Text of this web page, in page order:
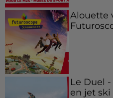
Alouette
Le Duel
en jet ski